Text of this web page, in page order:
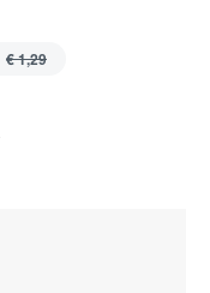
€ 1,29